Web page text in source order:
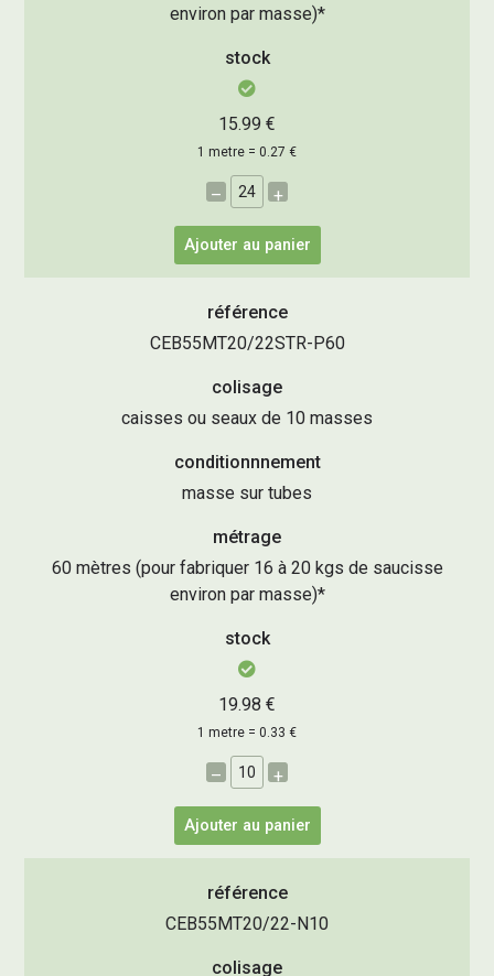
environ par masse)*
stock
15.99 €
1 metre = 0.27 €
– +
Ajouter au panier
référence
CEB55MT20/22STR-P60
colisage
caisses ou seaux de 10 masses
conditionnnement
masse sur tubes
métrage
60 mètres (pour fabriquer 16 à 20 kgs de saucisse
environ par masse)*
stock
19.98 €
1 metre = 0.33 €
– +
Ajouter au panier
référence
CEB55MT20/22-N10
colisage